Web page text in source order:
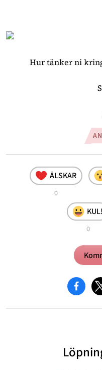
Hur tänker ni
ÄLSKAR
0
KUL!
0